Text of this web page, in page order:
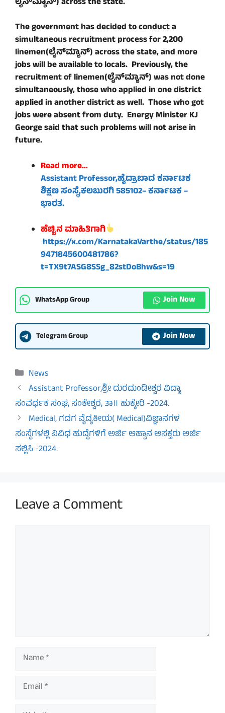
The government has decided to conduct a
simultaneous recruitment process for 2,200
linemen(ಲೈನ್‌ಮ್ಯಾನ್‌) across the state, and more
jobs will be available to locals. Previously, the
recruitment of linemen(ಲೈನ್‌ಮ್ಯಾನ್‌) was not done
simultaneously, those who applied in one district
applied in another district as well. Those who got
jobs were absent from duty. Energy Minister KJ
George said that such problems will not arise in
future.
Read more…
Assistant Professor,ಹೈದ್ರಾಬಾದ ಕರ್ನಾಟಕ
ಶಿಕ್ಷಣ ಸಂಸ್ಥೆ,ಕಲಬುರಗಿ585102– ಕರ್ನಾಟಕ –
ಭಾರತ.
ಹೆಚ್ಚಿನ ಮಾಹಿತಿಗಾಗಿ
https://x.com/KarnatakaVarthe/status/185
9471845600481786?
t=TX9t7ASG8SSg_82stDoBhw&s=19
WhatsApp Group Join Now
Telegram Group Join Now
Categories
News
Assistant Professor,ಶ್ರೀ ದುರದುಂಡೀಶ್ವರ ವಿದ್ಯಾ
ಸಂವರ್ಧಕ ಸಂಘ, ಸಂಕೇಶ್ವರ, ತಾ॥ ಹುಕ್ಕೇರಿ -2024.
Medical, ಗದಗ ವೈದ್ಯಕೀಯ( Medical)ವಿಜ್ಞಾನಗಳ
ಸಂಸ್ಥೆಗಳಲ್ಲಿ ವಿವಿಧ ಹುದ್ದೆಗಳಿಗೆ ಅರ್ಜಿ ಆಹ್ವಾನ ಆಸಕ್ತರು ಅರ್ಜಿ
ಸಲ್ಲಿಸಿ -2024.
Leave a Comment
Name
Email
Website